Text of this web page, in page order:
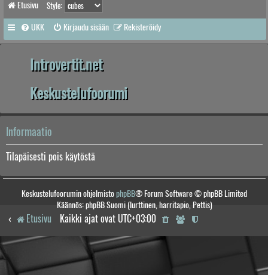
Etusivu Style:
UKK Kirjaudu sisään Rekisteröidy
Introvertit.net
Keskustelufoorumi
Informaatio
Tilapäisesti pois käytöstä
Keskustelufoorumin ohjelmistophpBB® Forum Software © phpBB Limited
Käännös: phpBB Suomi (lurttinen, harritapio, Pettis)
Etusivu Kaikki ajat ovat UTC+03:00